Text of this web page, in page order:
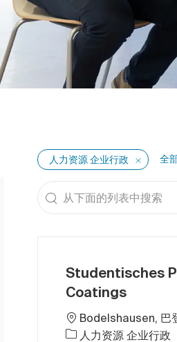
人力资源 企业行政 全
the results are updated
从下面的列表中搜索
Studentisches
Coatings
位置Bodelshausen, 巴
类别人力资源 企业行政